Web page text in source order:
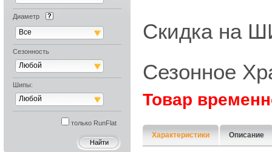
Диаметр
Все
Сезонность
Любой
Шипы:
Любой
только RunFlat
Скидка на
Сезонное
Товар
Характеристики Описание